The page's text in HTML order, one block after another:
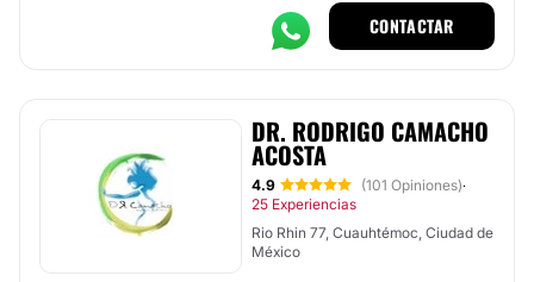
CONTACTAR
DR. RODRIGO CAMACHO
ACOSTA
4.9 (101 Opiniones)·
25 Experiencias
Rio Rhin 77, Cuauhtémoc, Ciudad de
México